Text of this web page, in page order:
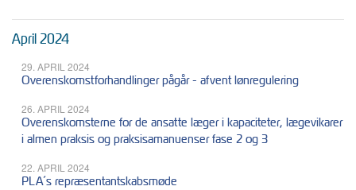
April 2024
29. APRIL 2024
Overenskomstforhandlinger pågår - afvent lønregulering
26. APRIL 2024
Overenskomsterne for de ansatte læger i kapaciteter, lægevikarer
i almen praksis og praksisamanuenser fase 2 og 3
22. APRIL 2024
PLA´s repræsentantskabsmøde